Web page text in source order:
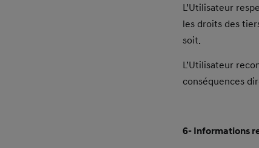
L’Utilisateur
les droits des
soit.
L’Utilisateur
conséquences
6- Informations